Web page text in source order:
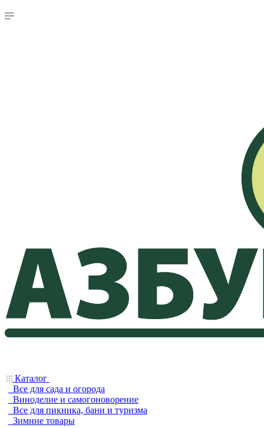
Каталог
Все для сада и огорода
Виноделие и самогоноворение
Все для пикника, бани и туризма
Зимние товары